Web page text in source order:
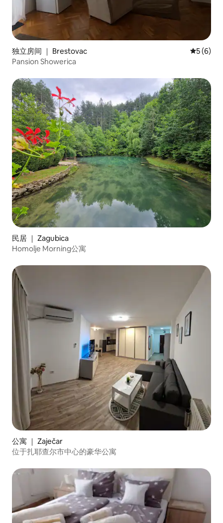
独立房间 ｜ Brestovac 平均评分
5 (6)
Pansion Showerica
民居 ｜ Zagubica
Homolje Morning公寓
公寓 ｜ Zaječar
位于扎耶查尔市中心的豪华公寓